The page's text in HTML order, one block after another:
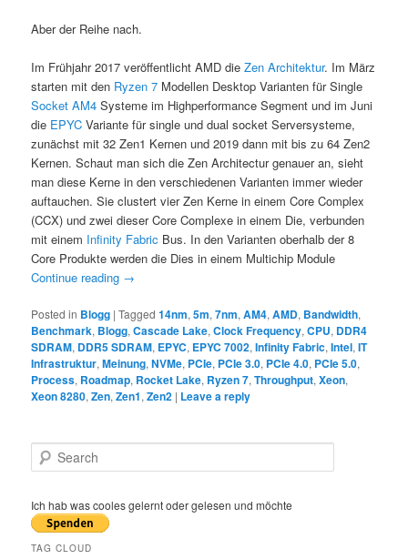
Aber der Reihe nach.
Im Frühjahr 2017 veröffentlicht AMD dieZen Architektur. Im März
starten mit den Ryzen 7 Modellen Desktop Varianten für Single
Socket AM4 Systeme im Highperformance Segment und im Juni
die EPYC Variante für single und dual socket Serversysteme,
zunächst mit 32 Zen1 Kernen und 2019 dann mit bis zu 64 Zen2
Kernen. Schaut man sich die Zen Architectur genauer an, sieht
man diese Kerne in den verschiedenen Varianten immer wieder
auftauchen. Sie clustert vier Zen Kerne in einem Core Complex
(CCX) und zwei dieser Core Complexe in einem Die, verbunden
mit einem Infinity Fabric Bus. In den Varianten oberhalb der 8
Core Produkte werden die Dies in einem Multichip Module
Continue reading →
Posted in Blogg |Tagged 14nm,5m,7nm,AM4,AMD, Bandwidth,
Benchmark, Blogg,Cascade Lake,Clock Frequency,CPU, DDR4
SDRAM, DDR5 SDRAM, EPYC, EPYC 7002,Infinity Fabric,Intel,IT
Infrastruktur,Meinung,NVMe, PCIe, PCIe 3.0, PCIe 4.0, PCIe 5.0,
Process, Roadmap, Rocket Lake, Ryzen 7,Throughput,Xeon,
Xeon 8280,Zen,Zen1,Zen2 | Leave a reply
e
r
c
h
Ich hab was cooles gelernt oder gelesen und möchte
TAG CLOUD